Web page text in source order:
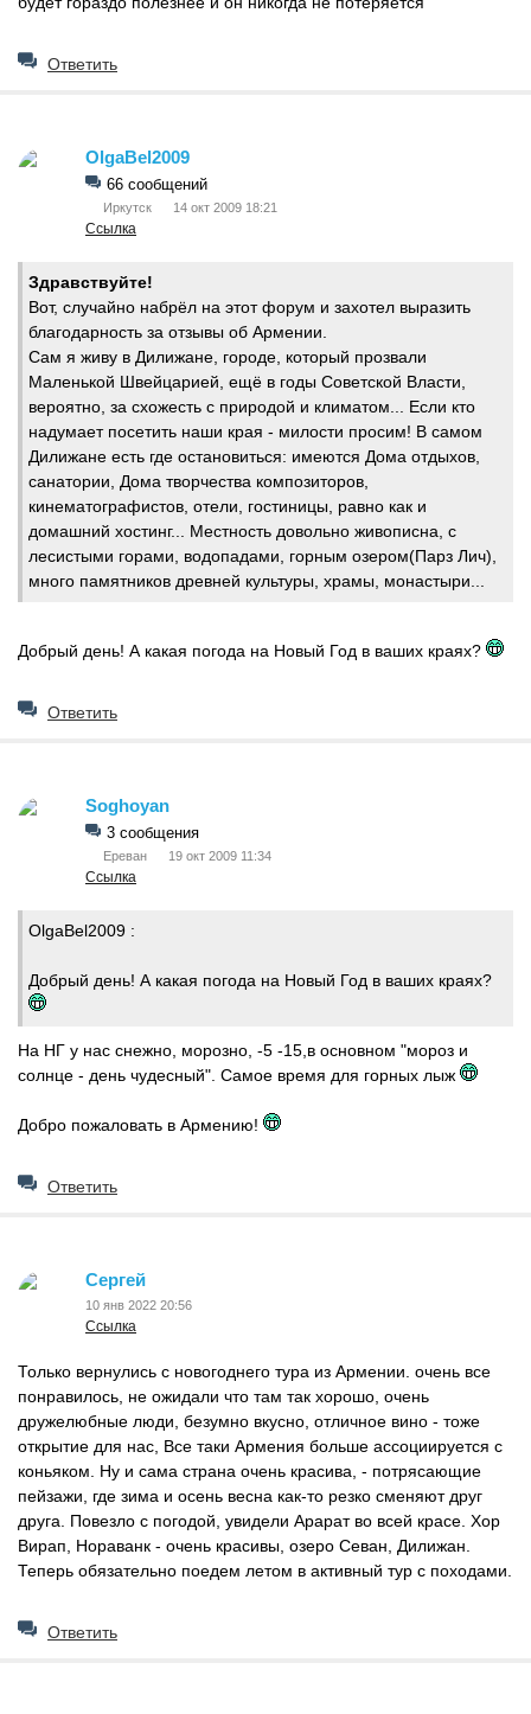
Ответить
OlgaBel2009
66 сообщений
Иркутск 14 окт 2009 18:21
Ссылка
Здравствуйте!
Вот, случайно набрёл на этот форум и захотел выразить
благодарность за отзывы об Армении.
Сам я живу в Дилижане, городе, который прозвали
Маленькой Швейцарией, ещё в годы Советской Власти,
вероятно, за схожесть с природой и климатом... Если кто
надумает посетить наши края - милости просим! В самом
Дилижане есть где остановиться: имеются Дома отдыхов,
санатории, Дома творчества композиторов,
кинематографистов, отели, гостиницы, равно как и
домашний хостинг... Местность довольно живописна, с
лесистыми горами, водопадами, горным озером(Парз Лич),
много памятников древней культуры, храмы, монастыри...
Добрый день! А какая погода на Новый Год в ваших краях?
Ответить
Soghoyan
3 сообщения
Ереван 19 окт 2009 11:34
Ссылка
OlgaBel2009 :
Добрый день! А какая погода на Новый Год в ваших краях?
На НГ у нас снежно, морозно, -5 -15,в основном "мороз и
солнце - день чудесный". Самое время для горных лыж
Добро пожаловать в Армению!
Ответить
Сергей
10 янв 2022 20:56
Ссылка
Только вернулись с новогоднего тура из Армении. очень все
понравилось, не ожидали что там так хорошо, очень
дружелюбные люди, безумно вкусно, отличное вино - тоже
открытие для нас, Все таки Армения больше ассоциируется с
коньяком. Ну и сама страна очень красива, - потрясающие
пейзажи, где зима и осень весна как-то резко сменяют друг
друга. Повезло с погодой, увидели Арарат во всей красе. Хор
Вирап, Нораванк - очень красивы, озеро Севан, Дилижан.
Теперь обязательно поедем летом в активный тур с походами.
Ответить